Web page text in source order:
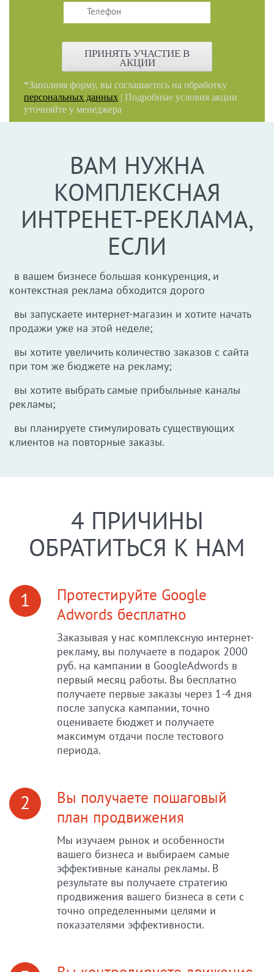
ПРИНЯТЬ УЧАСТИЕ В
АКЦИИ
*Заполняя форму, вы соглашаетесь на обработку
персональных данных | Подробные условия акции
уточняйте у менеджера
ВАМ НУЖНА
КОМПЛЕКСНАЯ
ИНТРЕНЕТ-РЕКЛАМА,
ЕСЛИ
в вашем бизнесе большая конкуренция, и
контекстная реклама обходится дорого
вы запускаете интернет-магазин и хотите начать
продажи уже на этой неделе;
вы хотите увеличить количество заказов с сайта
при том же бюджете на рекламу;
вы хотите выбрать самые прибыльные каналы
рекламы;
вы планируете стимулировать существующих
клиентов на повторные заказы.
4 ПРИЧИНЫ
ОБРАТИТЬСЯ К НАМ
1
Протестируйте Google
Adwords бесплатно
Заказывая у нас комплексную интернет-
рекламу, вы получаете в подарок 2000
руб. на кампании в GoogleAdwords в
первый месяц работы. Вы бесплатно
получаете первые заказы через 1-4 дня
после запуска кампании, точно
оцениваете бюджет и получаете
максимум отдачи после тестового
периода.
2
Вы получаете пошаговый
план продвижения
Мы изучаем рынок и особенности
вашего бизнеса и выбираем самые
эффективные каналы рекламы. В
результате вы получаете стратегию
продвижения вашего бизнеса в сети с
точно определенными целями и
показателями эффективности.